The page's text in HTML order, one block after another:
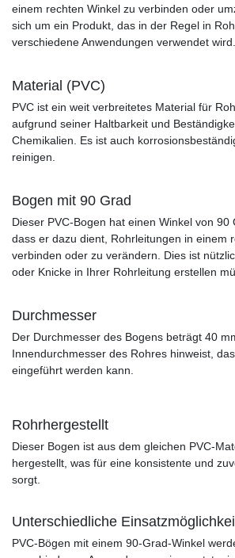
einem rechten Winkel zu verbinden oder
sich um ein Produkt, das in der Regel in
verschiedene Anwendungen verwendet wird.
Material (PVC)
PVC ist ein weit verbreitetes Material für
aufgrund seiner Haltbarkeit und
Chemikalien. Es ist auch
reinigen.
Bogen mit 90 Grad
Dieser PVC-Bogen hat einen Winkel von 90
dass er dazu dient, Rohrleitungen in einem
verbinden oder zu verändern. Dies ist
oder Knicke in Ihrer Rohrleitung erstellen
Durchmesser
Der Durchmesser des Bogens beträgt 40
Innendurchmesser des Rohres hinweist,
eingeführt werden kann.
Rohrhergestellt
Dieser Bogen ist aus dem gleichen PVC-
hergestellt, was für eine konsistente und
sorgt.
Unterschiedliche
PVC-Bögen mit einem 90-Grad-Winkel